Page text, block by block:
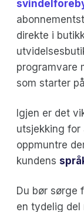
direkte i
programvare
som starter
Igjen er det
utsjekking for
oppmuntre
kundens
Du bør sørge
en tydelig del